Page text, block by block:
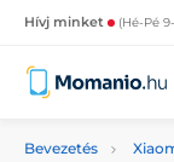
Hívj minket (Hé-Pé
Bevezetés